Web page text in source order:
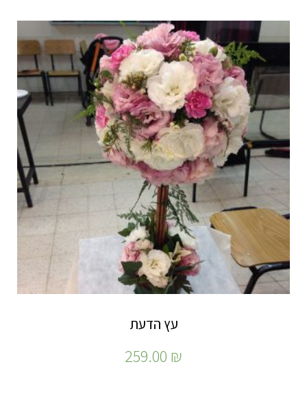
עץ הדעת
259.00 ₪